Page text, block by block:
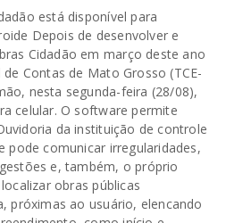
está disponível para
Depois de desenvolver e
Cidadão em março deste ano
Contas de Mato Grosso (TCE-
nesta segunda-feira (28/08),
celular. O software permite
da instituição de controle
pode comunicar irregularidades,
e, também, o próprio
obras públicas
próximas ao usuário, elencando